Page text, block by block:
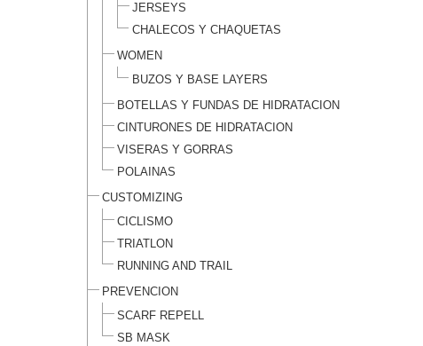
JERSEYS
CHALECOS Y CHAQUETAS
WOMEN
BUZOS Y BASE LAYERS
BOTELLAS Y FUNDAS DE HIDRATACION
CINTURONES DE HIDRATACION
VISERAS Y GORRAS
POLAINAS
CUSTOMIZING
CICLISMO
TRIATLON
RUNNING AND TRAIL
PREVENCION
SCARF REPELL
SB MASK